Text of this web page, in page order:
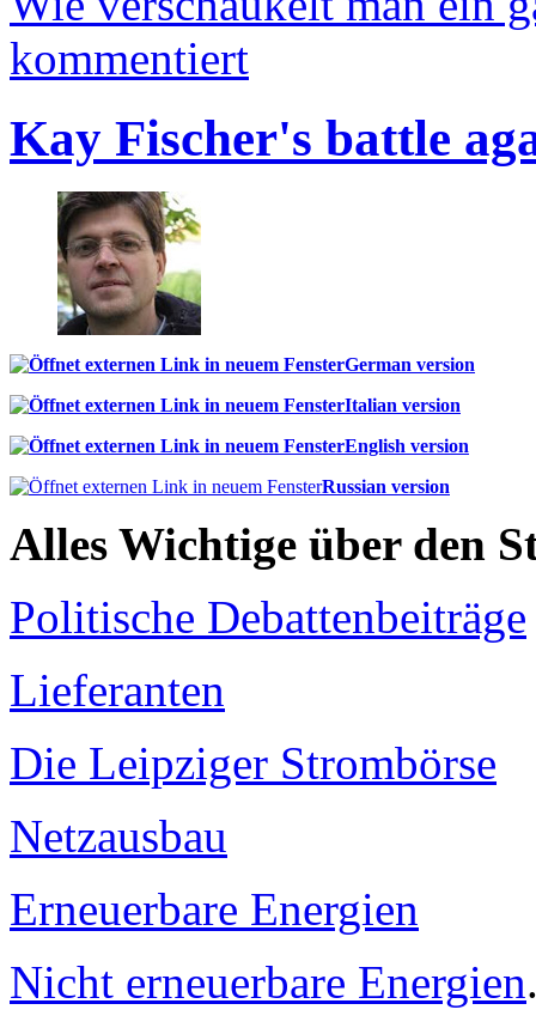
kommentiert
Kay Fischer's battle
German version
Italian version
English version
Russian version
Alles Wichtige über den
Politische Debattenbeiträge
Lieferanten
Die Leipziger Strombörse
Netzausbau
Erneuerbare Energien
Nicht erneuerbare Energien